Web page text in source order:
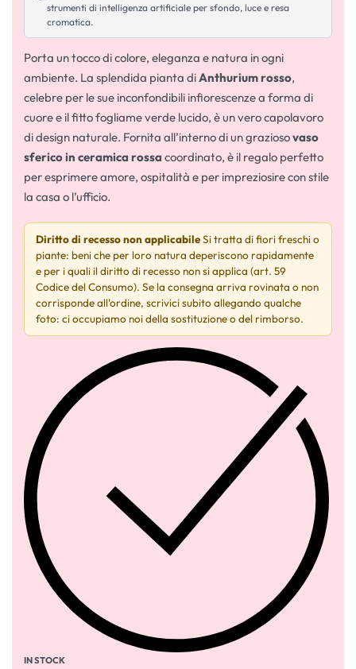
strumenti di intelligenza artificiale per sfondo, luce e resa
cromatica.
Porta un tocco di colore, eleganza e natura in ogni
ambiente. La splendida pianta diAnthurium rosso,
celebre per le sue inconfondibili infiorescenze a forma di
cuore e il fitto fogliame verde lucido, è un vero capolavoro
di design naturale. Fornita all’interno di un graziosovaso
sferico in ceramica rossa coordinato, è il regalo perfetto
per esprimere amore, ospitalità e per impreziosire con stile
la casa o l’ufficio.
Diritto di recesso non applicabileSi tratta di fiori freschi o
piante: beni che per loro natura deperiscono rapidamente
e per i quali il diritto di recesso non si applica (art. 59
Codice del Consumo). Se la consegna arriva rovinata o non
corrisponde all'ordine, scrivici subito allegando qualche
foto: ci occupiamo noi della sostituzione o del rimborso.
IN STOCK